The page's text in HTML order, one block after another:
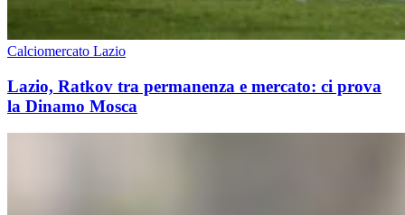
Calciomercato Lazio
Lazio, Ratkov tra permanenza e mercato: ci prova
la Dinamo Mosca